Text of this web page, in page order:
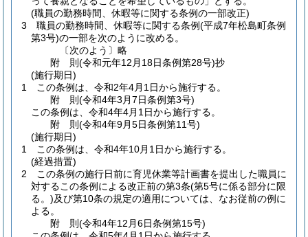
(職員の勤務時間、休暇等に関する条例の一部改正)
3
職員の勤務時間、休暇等に関する条例(平成7年松島町条例
第3号)の一部を次のように改める。
〔次のよう〕略
附 則(令和元年12月18日条例第28号)抄
(施行期日)
1
この条例は、令和2年4月1日から施行する。
附 則(令和4年3月7日条例第3号)
この条例は、令和4年4月1日から施行する。
附 則(令和4年9月5日条例第11号)
(施行期日)
1
この条例は、令和4年10月1日から施行する。
(経過措置)
2
この条例の施行日前に育児休業等計画書を提出した職員に
対するこの条例による改正前の第3条(第5号に係る部分に限
る。)及び第10条の規定の適用については、なお従前の例に
よる。
附 則(令和4年12月6日条例第15号)